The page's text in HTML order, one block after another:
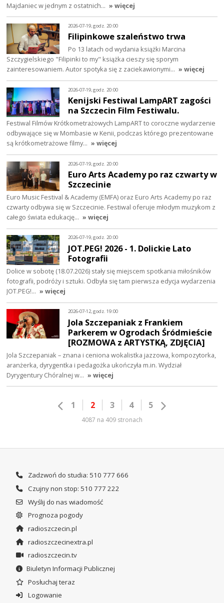
Majdaniec w jednym z ostatnich… » więcej
2026-07-19, godz. 20:00
Filipinkowe szaleństwo trwa
Po 13 latach od wydania książki Marcina
Szczygielskiego "Filipinki to my" książka cieszy się sporym
zainteresowaniem. Autor spotyka się z zaciekawionymi… » więcej
2026-07-19, godz. 20:00
Kenijski Festiwal LampART zagości
na Szczecin Film Festiwalu.
Festiwal Filmów Krótkometrażowych LampART to coroczne wydarzenie
odbywające się w Mombasie w Kenii, podczas którego prezentowane
są krótkometrażowe filmy… » więcej
2026-07-19, godz. 20:00
Euro Arts Academy po raz czwarty w
Szczecinie
Euro Music Festival & Academy (EMFA) oraz Euro Arts Academy po raz
czwarty odbywa się w Szczecinie. Festiwal oferuje młodym muzykom z
całego świata edukację… » więcej
2026-07-19, godz. 20:00
JOT.PEG! 2026 - 1. Dolickie Lato
Fotografii
Dolice w sobotę (18.07.2026) stały się miejscem spotkania miłośników
fotografii, podróży i sztuki. Odbyła się tam pierwsza edycja wydarzenia
JOT.PEG!… » więcej
2026-07-12, godz. 19:00
Jola Szczepaniak z Frankiem
Parkerem w Ogrodach Śródmieście
[ROZMOWA z ARTYSTKĄ, ZDJĘCIA]
Jola Szczepaniak – znana i ceniona wokalistka jazzowa, kompozytorka,
aranżerka, dyrygentka i pedagożka ukończyła m.in. Wydział
Dyrygentury Chóralnej w… » więcej
1 2 3 4 5
4087 na 409 stronach
Zadzwoń do studia: 510 777 666
Czujny non stop: 510 777 222
Wyślij do nas wiadomość
Prognoza pogody
radioszczecin.pl
radioszczecinextra.pl
radioszczecin.tv
Biuletyn Informacji Publicznej
Posłuchaj teraz
Logowanie